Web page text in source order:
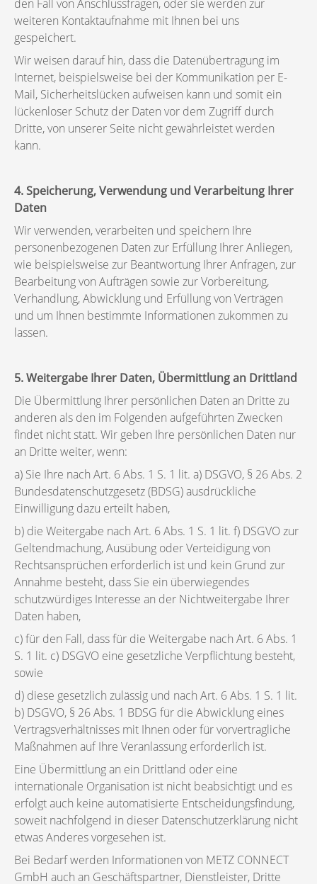
den Fall von Anschlussfragen, oder sie werden zur
weiteren Kontaktaufnahme mit Ihnen bei uns
gespeichert.
Wir weisen darauf hin, dass die Datenübertragung im
Internet, beispielsweise bei der Kommunikation per E-
Mail, Sicherheitslücken aufweisen kann und somit ein
lückenloser Schutz der Daten vor dem Zugriff durch
Dritte, von unserer Seite nicht gewährleistet werden
kann.
4. Speicherung, Verwendung und Verarbeitung Ihrer
Daten
Wir verwenden, verarbeiten und speichern Ihre
personenbezogenen Daten zur Erfüllung Ihrer Anliegen,
wie beispielsweise zur Beantwortung Ihrer Anfragen, zur
Bearbeitung von Aufträgen sowie zur Vorbereitung,
Verhandlung, Abwicklung und Erfüllung von Verträgen
und um Ihnen bestimmte Informationen zukommen zu
lassen.
5. Weitergabe Ihrer Daten, Übermittlung an Drittland
Die Übermittlung Ihrer persönlichen Daten an Dritte zu
anderen als den im Folgenden aufgeführten Zwecken
findet nicht statt. Wir geben Ihre persönlichen Daten nur
an Dritte weiter, wenn:
a) Sie Ihre nach Art. 6 Abs. 1 S. 1 lit. a) DSGVO, § 26 Abs. 2
Bundesdatenschutzgesetz (BDSG) ausdrückliche
Einwilligung dazu erteilt haben,
b) die Weitergabe nach Art. 6 Abs. 1 S. 1 lit. f) DSGVO zur
Geltendmachung, Ausübung oder Verteidigung von
Rechtsansprüchen erforderlich ist und kein Grund zur
Annahme besteht, dass Sie ein überwiegendes
schutzwürdiges Interesse an der Nichtweitergabe Ihrer
Daten haben,
c) für den Fall, dass für die Weitergabe nach Art. 6 Abs. 1
S. 1 lit. c) DSGVO eine gesetzliche Verpflichtung besteht,
sowie
d) diese gesetzlich zulässig und nach Art. 6 Abs. 1 S. 1 lit.
b) DSGVO, § 26 Abs. 1 BDSG für die Abwicklung eines
Vertragsverhältnisses mit Ihnen oder für vorvertragliche
Maßnahmen auf Ihre Veranlassung erforderlich ist.
Eine Übermittlung an ein Drittland oder eine
internationale Organisation ist nicht beabsichtigt und es
erfolgt auch keine automatisierte Entscheidungsfindung,
soweit nachfolgend in dieser Datenschutzerklärung nicht
etwas Anderes vorgesehen ist.
Bei Bedarf werden Informationen von METZ CONNECT
GmbH auch an Geschäftspartner, Dienstleister, Dritte